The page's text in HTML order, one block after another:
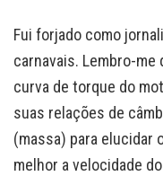
Fui forjado como
carnavais. Lembro-
curva de torque do
suas relações de
(massa) para elucidar
melhor a velocidade